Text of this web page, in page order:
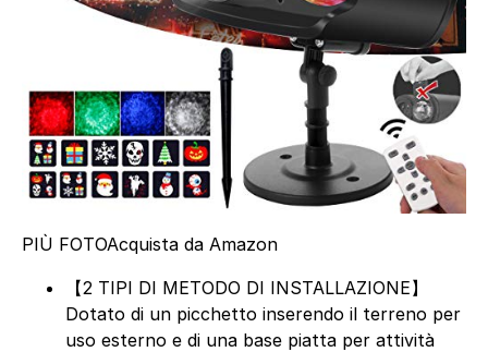
PIÙ FOTOAcquista da Amazon
【2 TIPI DI METODO DI INSTALLAZIONE】
Dotato di un picchetto inserendo il terreno per
uso esterno e di una base piatta per attività